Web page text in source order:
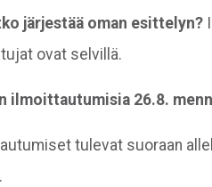
järjestää oman esittelyn?
ovat selvillä.
ilmoittautumisia 26.8.
tulevat suoraan